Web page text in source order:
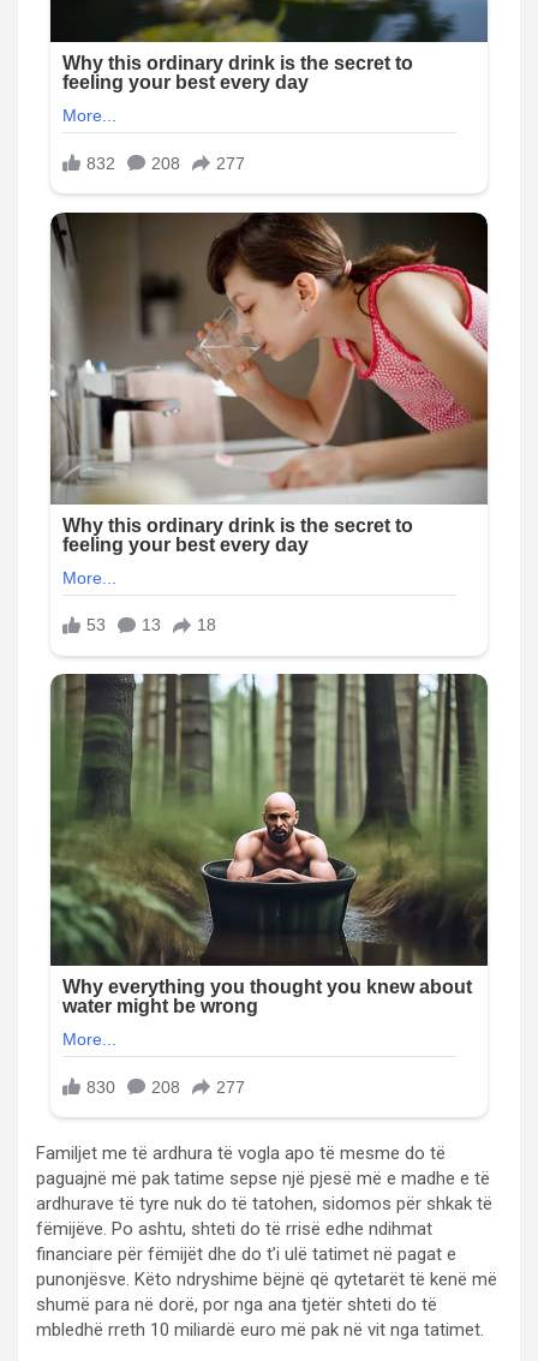
Familjet me të ardhura të vogla apo të mesme do të
paguajnë më pak tatime sepse një pjesë më e madhe e të
ardhurave të tyre nuk do të tatohen, sidomos për shkak të
fëmijëve. Po ashtu, shteti do të rrisë edhe ndihmat
financiare për fëmijët dhe do t’i ulë tatimet në pagat e
punonjësve. Këto ndryshime bëjnë që qytetarët të kenë më
shumë para në dorë, por nga ana tjetër shteti do të
mbledhë rreth 10 miliardë euro më pak në vit nga tatimet.